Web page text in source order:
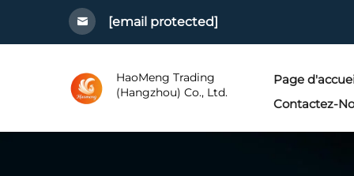
[email protected]
HaoMeng Trading
(Hangzhou) Co., Ltd.
Page
Contactez-